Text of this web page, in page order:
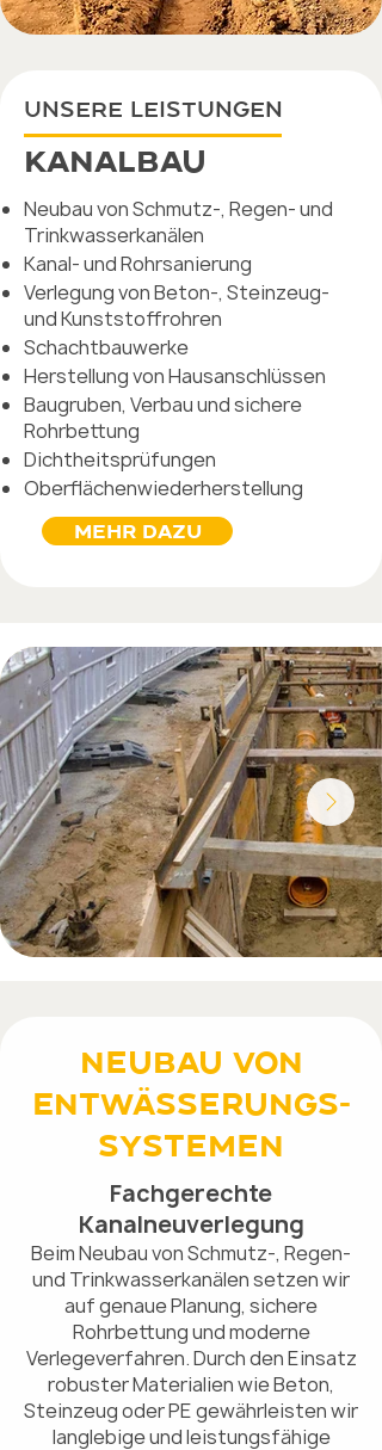
UNSERE LEISTUNGEN
KANALBAU
Neubau von Schmutz-, Regen- und
Trinkwasserkanälen
Kanal- und Rohrsanierung
Verlegung von Beton-, Steinzeug-
und Kunststoffrohren
Schachtbauwerke
Herstellung von Hausanschlüssen
Baugruben, Verbau und sichere
Rohrbettung
Dichtheitsprüfungen
Oberflächenwiederherstellung
MEHR DAZU
Neubau von
Entwässerungs-
Systemen
Fachgerechte
Kanalneuverlegung
Beim Neubau von Schmutz-, Regen-
und Trinkwasserkanälen setzen wir
auf genaue Planung, sichere
Rohrbettung und moderne
Verlegeverfahren. Durch den Einsatz
robuster Materialien wie Beton,
Steinzeug oder PE gewährleisten wir
langlebige und leistungsfähige